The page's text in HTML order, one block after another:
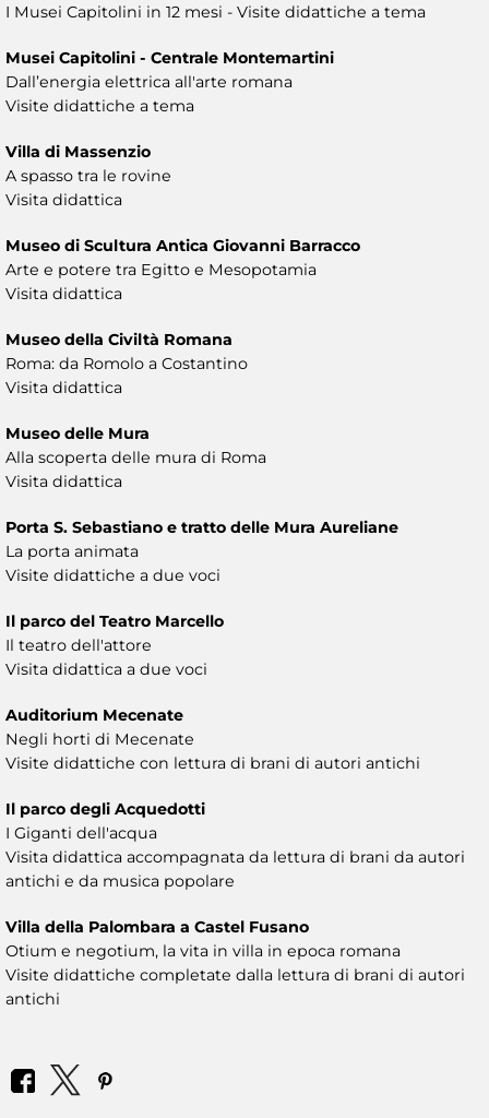
I Musei Capitolini in 12 mesi - Visite didattiche a tema
Musei Capitolini - Centrale Montemartini
Dall’energia elettrica all'arte romana
Visite didattiche a tema
Villa di Massenzio
A spasso tra le rovine
Visita didattica
Museo di Scultura Antica Giovanni Barracco
Arte e potere tra Egitto e Mesopotamia
Visita didattica
Museo della Civiltà Romana
Roma: da Romolo a Costantino
Visita didattica
Museo delle Mura
Alla scoperta delle mura di Roma
Visita didattica
Porta S. Sebastiano e tratto delle Mura Aureliane
La porta animata
Visite didattiche a due voci
Il parco del Teatro Marcello
Il teatro dell'attore
Visita didattica a due voci
Auditorium Mecenate
Negli horti di Mecenate
Visite didattiche con lettura di brani di autori antichi
Il parco degli Acquedotti
I Giganti dell'acqua
Visita didattica accompagnata da lettura di brani da autori
antichi e da musica popolare
Villa della Palombara a Castel Fusano
Otium e negotium, la vita in villa in epoca romana
Visite didattiche completate dalla lettura di brani di autori
antichi